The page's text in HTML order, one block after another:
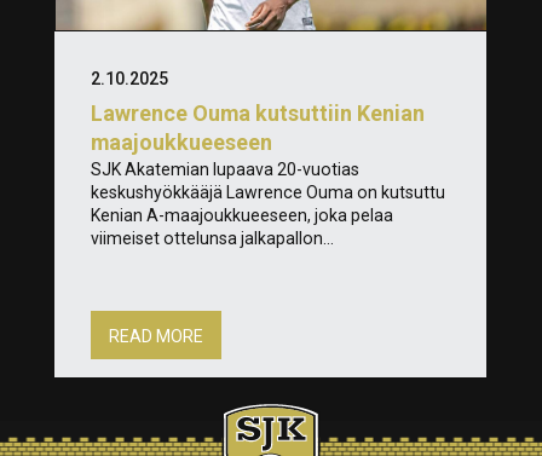
Lawrence Ouma kutsuttiin Kenian
maajoukkueeseen
2.10.2025
SJK Akatemian lupaava 20-vuotias
keskushyökkääjä Lawrence Ouma on kutsuttu
Kenian A-maajoukkueeseen, joka pelaa
viimeiset ottelunsa jalkapallon...
READ MORE